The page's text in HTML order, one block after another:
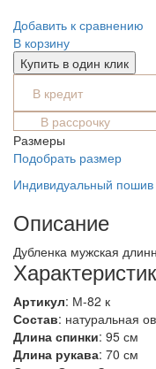
Добавить к сравнению
В корзину
Купить в один клик
В кредит
В рассрочку
Размеры
Подобрать размер
Индивидуальный пошив
Описание
Дубленка мужская
Артикул: М-82 к
Состав: натуральная
Длина спинки: 95 см
Длина рукава: 70 см